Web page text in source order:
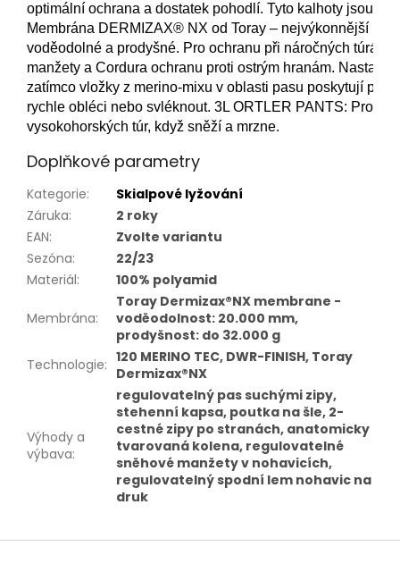
optimální ochrana a dostatek pohodlí. Tyto kalhoty jsou
Membrána DERMIZAX® NX od Toray – nejvýkonnější
voděodolné a prodyšné. Pro ochranu při náročných
manžety a Cordura ochranu proti ostrým hranám.
zatímco vložky z merino-mixu v oblasti pasu poskytují
rychle obléci nebo svléknout. 3L ORTLER PANTS: Pro
vysokohorských túr, když sněží a mrzne.
Doplňkové parametry
Kategorie:
Skialpové lyžování
Záruka:
2 roky
EAN:
Zvolte variantu
Sezóna:
22/23
Materiál: 100% polyamid
Membrána:
Toray Dermizax®NX membrane -
voděodolnost: 20.000 mm,
prodyšnost: do 32.000 g
Technologie: 120 MERINO TEC, DWR-FINISH, Toray
Dermizax®NX
Výhody a
výbava:
regulovatelný pas suchými zipy,
stehenní kapsa, poutka na šle, 2-
cestné zipy po stranách, anatomicky
tvarovaná kolena, regulovatelné
sněhové manžety v nohavicích,
regulovatelný spodní lem nohavic na
druk
Z